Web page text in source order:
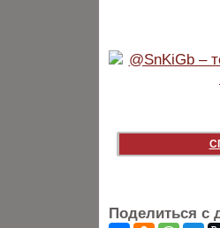
Поделиться с